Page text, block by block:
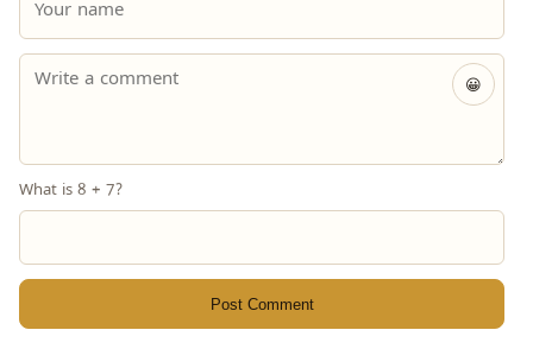
😀
What is 8 + 7?
Post Comment